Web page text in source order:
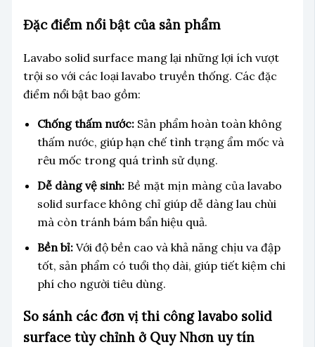
Đặc điểm nổi bật của sản phẩm
Lavabo solid surface mang lại những lợi ích vượt
trội so với các loại lavabo truyền thống. Các đặc
điểm nổi bật bao gồm:
Chống thấm nước:Sản phẩm hoàn toàn không
thấm nước, giúp hạn chế tình trạng ẩm mốc và
rêu mốc trong quá trình sử dụng.
Dễ dàng vệ sinh:Bề mặt mịn màng của lavabo
solid surface không chỉ giúp dễ dàng lau chùi
mà còn tránh bám bẩn hiệu quả.
Bền bỉ:Với độ bền cao và khả năng chịu va đập
tốt, sản phẩm có tuổi thọ dài, giúp tiết kiệm chi
phí cho người tiêu dùng.
So sánh các đơn vị thi công lavabo solid
surface tùy chỉnh ở Quy Nhơn uy tín